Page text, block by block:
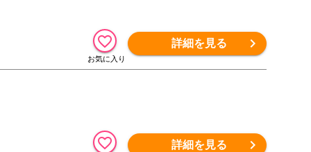
詳細を見る
詳細を見る